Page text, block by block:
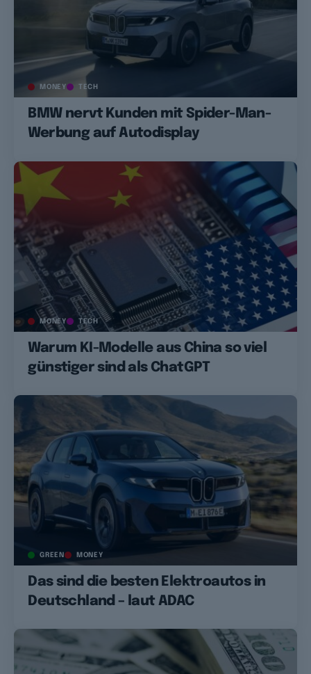
MONEY TECH
BMW nervt Kunden mit Spider-Man-
Werbung auf Autodisplay
MONEY TECH
Warum KI-Modelle aus China so viel
günstiger sind als ChatGPT
GREEN MONEY
Das sind die besten Elektroautos in
Deutschland – laut ADAC